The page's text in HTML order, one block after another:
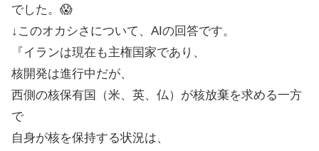
でした。😱
↓このオカシさについて、AIの回答です。
『イランは現在も主権国家であり、
核開発は進行中だが、
西側の核保有国（米、英、仏）が核放棄を求める一方
で
自身が核を保持する状況は、